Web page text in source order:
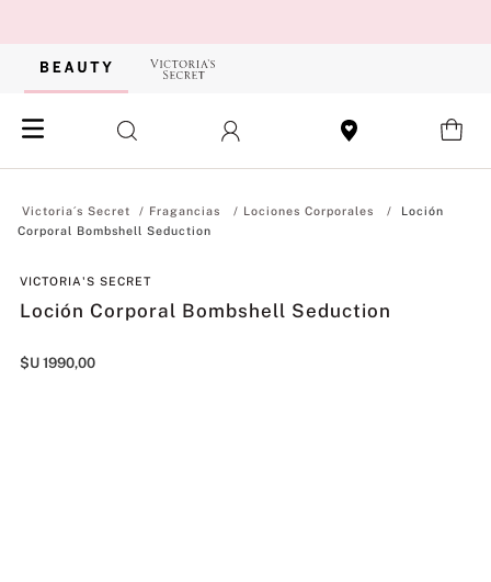
Fragancias Lociones Corporales
Loción
Corporal Bombshell Seduction
VICTORIA'S SECRET
Loción Corporal Bombshell Seduction
$U 1990,00